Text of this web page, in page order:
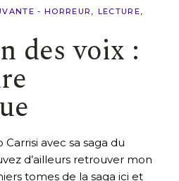
- HORREUR
LECTURE
des voix :
avec sa saga du
d’ailleurs retrouver mon
tomes de la saga ici et